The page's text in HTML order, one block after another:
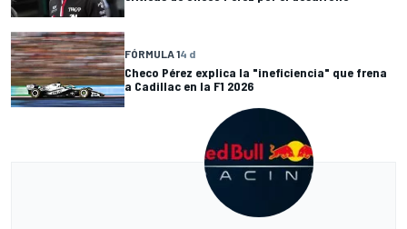
FÓRMULA 14 d
Checo Pérez explica la "ineficiencia" que frena
a Cadillac en la F1 2026